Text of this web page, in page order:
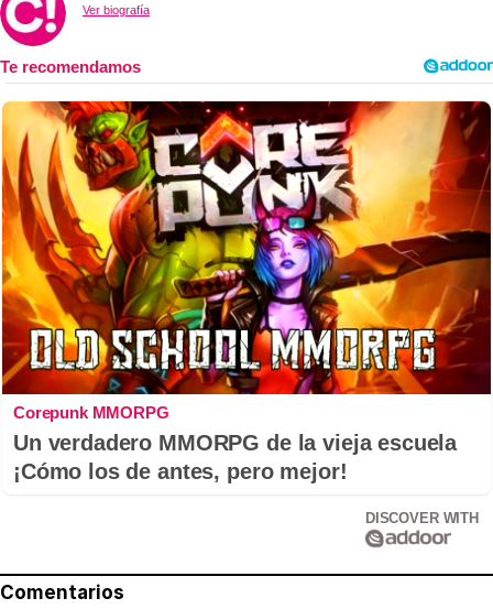
Ver biografía
Corepunk MMORPG
Un verdadero MMORPG de la vieja escuela
¡Cómo los de antes, pero mejor!
DISCOVER WITH
Comentarios